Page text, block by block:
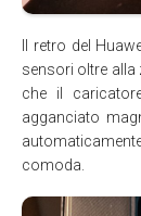
Il retro del
sensori oltre alla
che il
agganciato
comoda.